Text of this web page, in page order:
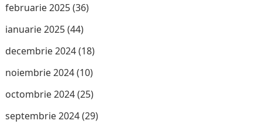
februarie 2025(36)
ianuarie 2025(44)
decembrie 2024(18)
noiembrie 2024(10)
octombrie 2024(25)
septembrie 2024(29)